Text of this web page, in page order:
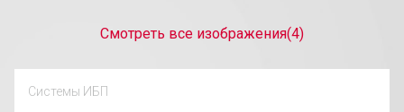
Смотреть все изображения(4)
Системы ИБП